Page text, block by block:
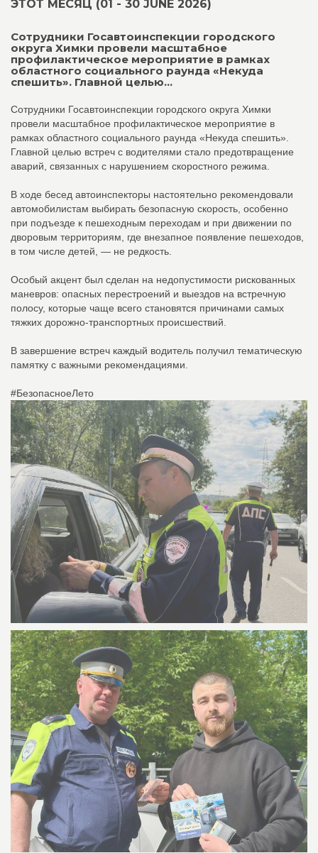
ЭТОТ МЕСЯЦ (01 - 30 JUNE 2026)
Сотрудники Госавтоинспекции городского
округа Химки провели масштабное
профилактическое мероприятие в рамках
областного социального раунда «Некуда
спешить». Главной целью...
Сотрудники Госавтоинспекции городского округа Химки
провели масштабное профилактическое мероприятие в
рамках областного социального раунда «Некуда спешить».
Главной целью встреч с водителями стало предотвращение
аварий, связанных с нарушением скоростного режима.
В ходе бесед автоинспекторы настоятельно рекомендовали
автомобилистам выбирать безопасную скорость, особенно
при подъезде к пешеходным переходам и при движении по
дворовым территориям, где внезапное появление пешеходов,
в том числе детей, — не редкость.
Особый акцент был сделан на недопустимости рискованных
маневров: опасных перестроений и выездов на встречную
полосу, которые чаще всего становятся причинами самых
тяжких дорожно-транспортных происшествий.
В завершение встреч каждый водитель получил тематическую
памятку с важными рекомендациями.
#БезопасноеЛето